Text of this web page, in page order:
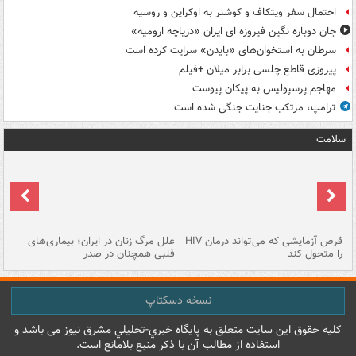
احتمال سفر ویتکاف و کوشنر به اوکراین و روسیه
جان دوباره نگین فیروزه ای ایران «دریاچه ارومیه»
سرطان به استخوان‌های «بایدن» سرایت کرده است
پیروزی قاطع چلسی برابر میلان +فیلم
مهاجم پرسپولیس به پیکان پیوست
ترامپ، مرتکب جنایت جنگی شده است
سلامت
قرص آزمایشی که می‌تواند درمان HIV
را متحول کند
علل مرگ زنان در ایران؛ بیماری‌های
قلبی همچنان در صدر
نسخه دسکتاپ
کليه حقوق اين سايت متعلق به پایگاه خبري-تحليلي مشرق نيوز می باشد و
استفاده از مطالب آن با ذکر منبع بلامانع است.